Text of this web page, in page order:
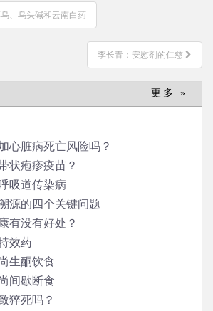
、乌头碱和云南白药
李长青：安慰剂的仁慈
更多 »
心脏病死亡风险吗？
状疱疹疫苗？
吸道传染病
源的四个关键问题
有没有好处？
效药
生酮饮食
间歇断食
猝死吗？